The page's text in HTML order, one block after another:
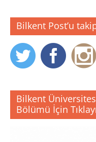
Bilkent Post’u
Bilkent
Bölümü İçin